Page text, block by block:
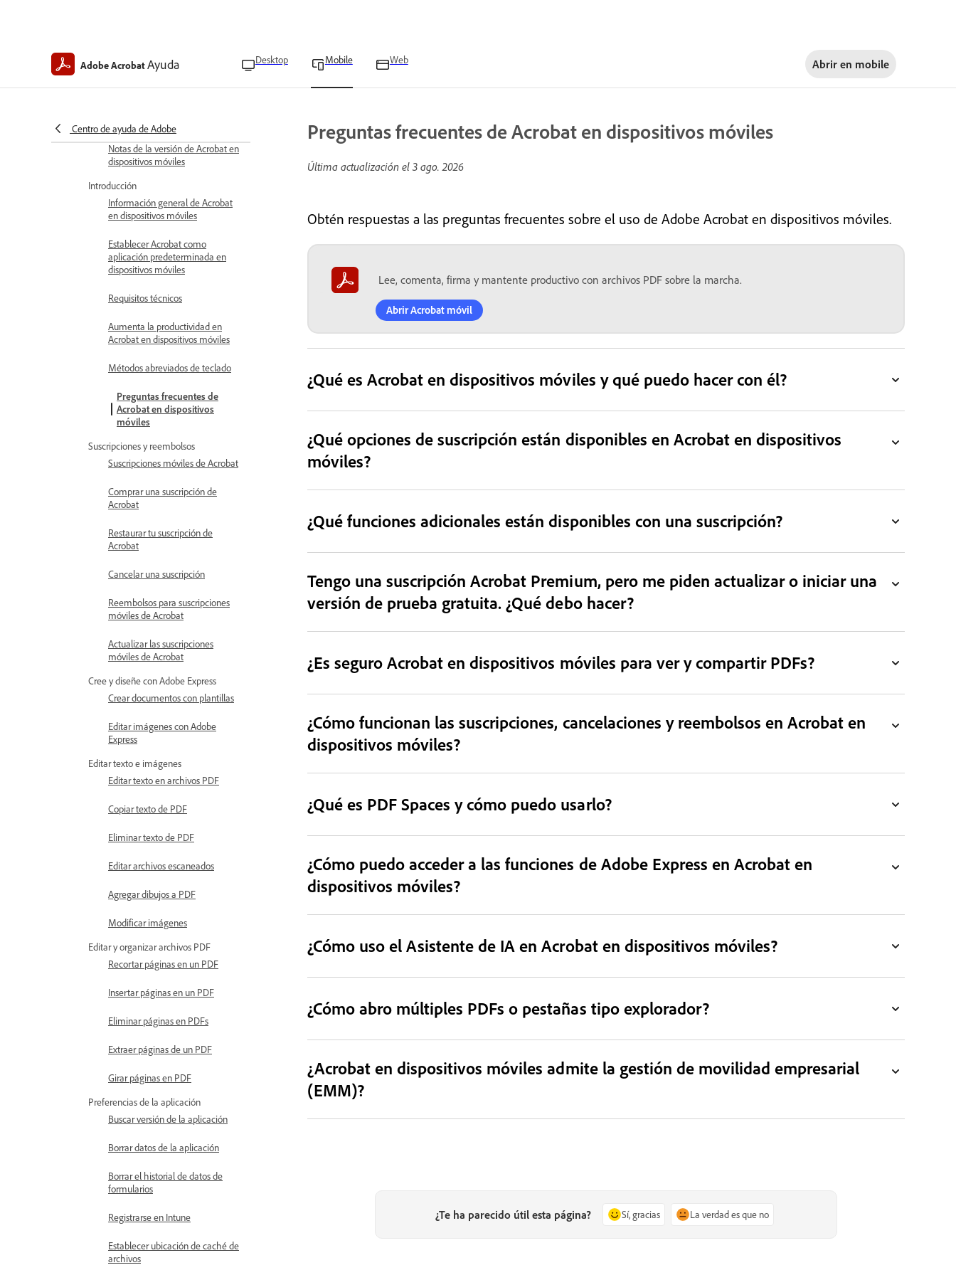
Adobe AcrobatAyuda Desktop Mobile Web Abrir en mobile
Centro de ayuda de Adobe
Ayuda de Acrobat Mobile
Novedades
Notas de la versión de Acrobat en
dispositivos móviles
Introducción
Información general de Acrobat
en dispositivos móviles
Establecer Acrobat como
aplicación predeterminada en
dispositivos móviles
Requisitos técnicos
Aumenta la productividad en
Acrobat en dispositivos móviles
Métodos abreviados de teclado
Preguntas frecuentes de
Acrobat en dispositivos
móviles
Suscripciones y reembolsos
Suscripciones móviles de Acrobat
Comprar una suscripción de
Acrobat
Restaurar tu suscripción de
Acrobat
Cancelar una suscripción
Reembolsos para suscripciones
móviles de Acrobat
Actualizar las suscripciones
móviles de Acrobat
Cree y diseñe con Adobe Express
Crear documentos con plantillas
Editar imágenes con Adobe
Express
Editar texto e imágenes
Editar texto en archivos PDF
Copiar texto de PDF
Eliminar texto de PDF
Editar archivos escaneados
Agregar dibujos a PDF
Modificar imágenes
Editar y organizar archivos PDF
Recortar páginas en un PDF
Insertar páginas en un PDF
Eliminar páginas en PDFs
Extraer páginas de un PDF
Girar páginas en PDF
Preferencias de la aplicación
Buscar versión de la aplicación
Borrar datos de la aplicación
Borrar el historial de datos de
formularios
Registrarse en Intune
Establecer ubicación de caché de
archivos
Preguntas frecuentes de Acrobat en dispositivos móviles
Última actualización el 3 ago. 2026
Obtén respuestas a las preguntas frecuentes sobre el uso de Adobe Acrobat en dispositivos móviles.
Lee, comenta, firma y mantente productivo con archivos PDF sobre la marcha.
Abrir Acrobat móvil
¿Qué es Acrobat en dispositivos móviles y qué puedo hacer con él?
¿Qué opciones de suscripción están disponibles en Acrobat en dispositivos
móviles?
¿Qué funciones adicionales están disponibles con una suscripción?
Tengo una suscripción Acrobat Premium, pero me piden actualizar o iniciar una
versión de prueba gratuita. ¿Qué debo hacer?
¿Es seguro Acrobat en dispositivos móviles para ver y compartir PDFs?
¿Cómo funcionan las suscripciones, cancelaciones y reembolsos en Acrobat en
dispositivos móviles?
¿Qué es PDF Spaces y cómo puedo usarlo?
¿Cómo puedo acceder a las funciones de Adobe Express en Acrobat en
dispositivos móviles?
¿Cómo uso el Asistente de IA en Acrobat en dispositivos móviles?
¿Cómo abro múltiples PDFs o pestañas tipo explorador?
¿Acrobat en dispositivos móviles admite la gestión de movilidad empresarial
(EMM)?
¿Te ha parecido útil esta página? Sí, gracias La verdad es que no